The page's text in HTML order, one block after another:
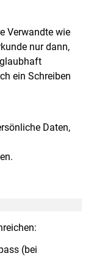
Verwandte wie
nur dann,
ein Schreiben
Daten,
(bei